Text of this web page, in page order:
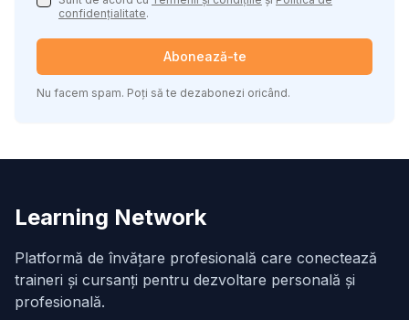
confidențialitate.
Abonează-te
Nu facem spam. Poți să te dezabonezi oricând.
Learning Network
Platformă de învățare profesională care conectează
traineri și cursanți pentru dezvoltare personală și
profesională.